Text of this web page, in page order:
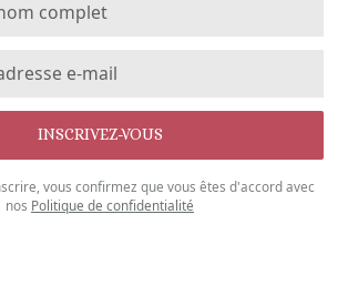
vous confirmez que vous êtes d'accord avec
nos Politique de confidentialité